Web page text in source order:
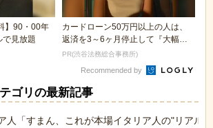
】90・00年
で見放題
カードローン50万円以上の人は、
返済を3～6ヶ月停止して『大幅に
減額してから返済...
PR(渋谷法務総合事務所)
Recommended by
ゴリの最新記事
人「すまん、これが本場イタリア人の"リアル